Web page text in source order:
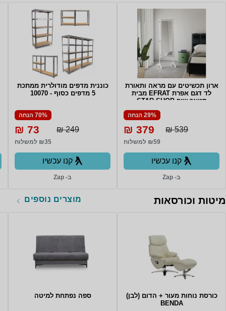
ארון תכשיטים עם מראה ותאורת
לד דגם אפרת EFRAT מבית
סטאר שופ STAR SHOP
29% הנחה
539 ₪
379 ₪
₪59 למשלוח
קנו עכשיו
ב- Zap
כוננית מדפים מודולרית ממתכת
5 מדפים כסוף - 10070
70% הנחה
249 ₪
73 ₪
₪35 למשלוח
קנו עכשיו
ב- Zap
מיטות וכורסאות מוצרים נוספים
כורסת נוחות מעור + הדום (לבן)
BENDA
ספה נפתחת למיטה